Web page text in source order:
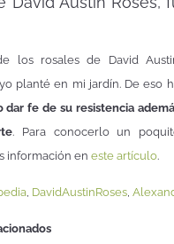
los rosales de David
planté en mi jardín. De eso
dar fe de su resistencia
. Para conocerlo un
información en este artículo.
DavidAustinRoses